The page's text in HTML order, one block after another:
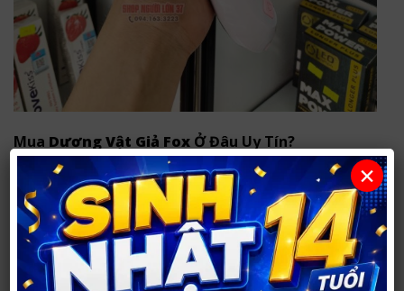
Mua Dương Vật Giả Fox Ở Đâu Uy Tín?
Hãy tới ngay SHOP NGƯỜI LỚN 37 để mua trực tiếp:
Cơ sở 1:290 Phong Đình Cảng, TP Vinh, Nghệ An
(XEM BẢN ĐỒ)
Cơ sở 2:21 Đốc Thiết, TP Vinh, Nghệ An (XEM
×